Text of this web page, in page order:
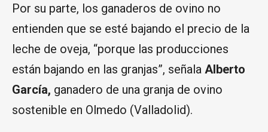
Por su parte, los ganaderos de ovino no
entienden que se esté bajando el precio de la
leche de oveja, “porque las producciones
están bajando en las granjas”, señala Alberto
García, ganadero de una granja de ovino
sostenible en Olmedo (Valladolid).